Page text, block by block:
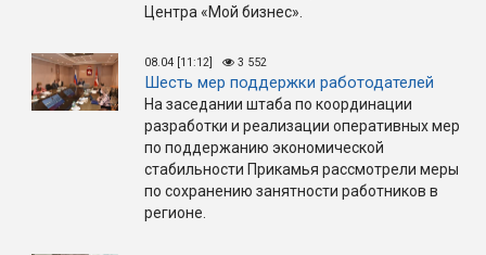
Центра «Мой бизнес».
08.04 [11:12] 3 552
Шесть мер поддержки работодателей
На заседании штаба по координации
разработки и реализации оперативных мер
по поддержанию экономической
стабильности Прикамья рассмотрели меры
по сохранению занятности работников в
регионе.